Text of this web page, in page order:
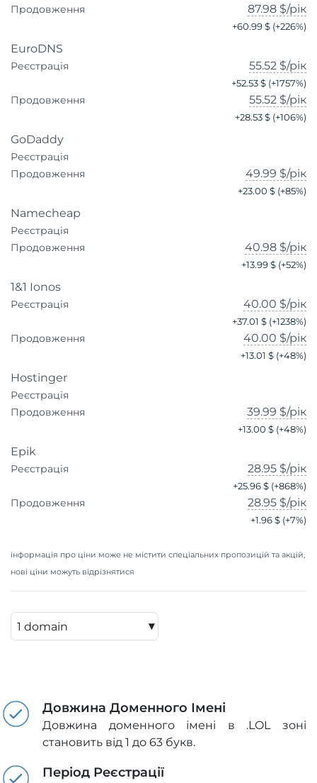
Продовження
87.98 $/рік
+60.99 $ (+226%)
EuroDNS
Реєстрація 55.52 $/рік
+52.53 $ (+1757%)
Продовження 55.52 $/рік
+28.53 $ (+106%)
GoDaddy
Реєстрація
Продовження
49.99 $/рік
+23.00 $ (+85%)
Namecheap
Реєстрація
Продовження
40.98 $/рік
+13.99 $ (+52%)
1&1 Ionos
Реєстрація 40.00 $/рік
+37.01 $ (+1238%)
Продовження 40.00 $/рік
+13.01 $ (+48%)
Hostinger
Реєстрація
Продовження
39.99 $/рік
+13.00 $ (+48%)
Epik
Реєстрація 28.95 $/рік
+25.96 $ (+868%)
Продовження 28.95 $/рік
+1.96 $ (+7%)
інформація про ціни може не містити спеціальних пропозицій та акцій,
нові ціни можуть відрізнятися
▾
Довжина Доменного Імені
Довжина доменного імені в .LOL зоні
становить від 1 до 63 букв.
Період Реєстрації